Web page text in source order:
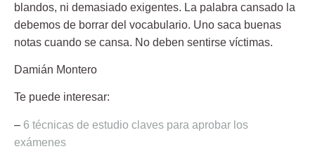
blandos, ni demasiado exigentes. La palabra cansado la
debemos de borrar del vocabulario. Uno saca buenas
notas cuando se cansa. No deben sentirse víctimas.
Damián Montero
Te puede interesar:
– 6 técnicas de estudio claves para aprobar los
exámenes